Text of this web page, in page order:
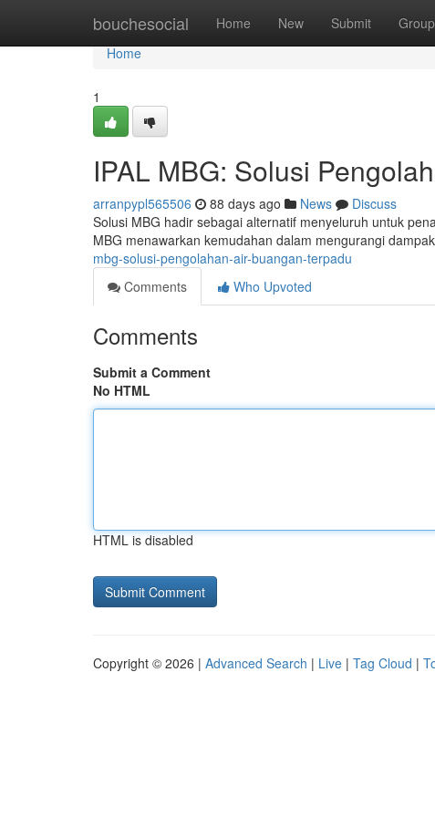
bouchesocial Home New Submit
Home
Home
1
IPAL MBG: Solusi
arranpypl565506 88 days ago News
Discuss
Solusi MBG hadir sebagai alternatif menyeluruh untuk
MBG menawarkan kemudahan dalam mengurangi
mbg-solusi-pengolahan-air-buangan-terpadu
Comments
Who Upvoted
Comments
Submit a Comment
No HTML
HTML is disabled
Copyright © 2026 | Advanced Search | Live | Tag Cloud |